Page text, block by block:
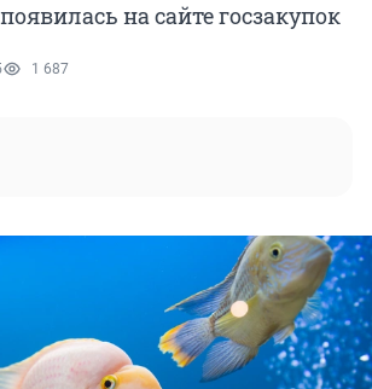
на сайте госзакупок
1 687